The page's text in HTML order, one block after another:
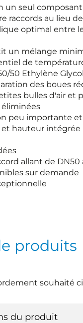
un seul composant
raccords au lieu
optimal entre
un mélange
de
50 Ethylène
des boues
bulles d'air et
peu importante
hauteur intégrée
allant de DN50
sur demande
produits
souhaité
du produit